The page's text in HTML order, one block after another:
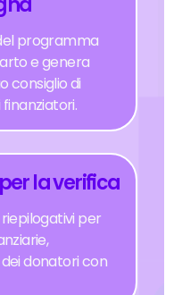
programma
e genera
consiglio di
la verifica
per
donatori con